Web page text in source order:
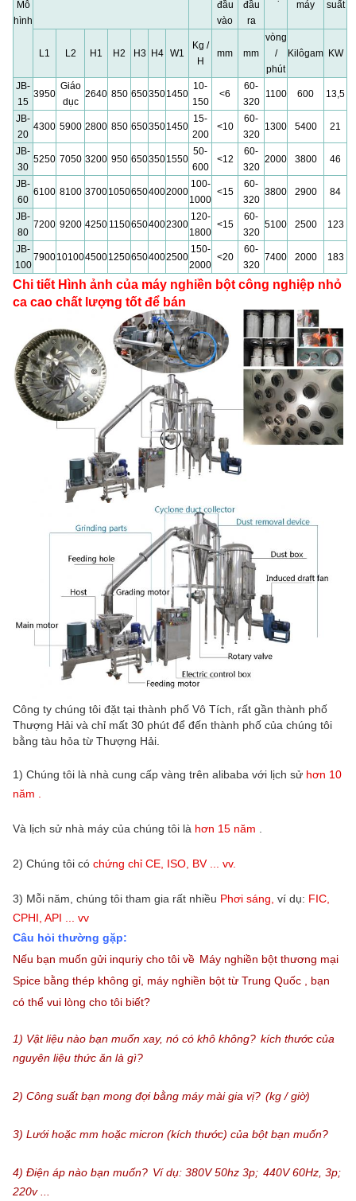
Mô
hình
đầu
vào
đầu
ra
máy suất
L1 L2 H1 H2 H3 H4 W1
Kg /
H
mm mm
vòng
/
phút
Kilôgam KW
JB-
15
3950
Giáo
dục
2640 850 6503501450
10-
150
<6
60-
320
1100 600 13,5
JB-
20
4300 5900 2800 850 6503501450
15-
200
<10
60-
320
1300 5400 21
JB-
30
5250 7050 3200 950 6503501550
50-
600
<12
60-
320
2000 3800 46
JB-
60
6100 8100 370010506504002000
100-
1000
<15
60-
320
3800 2900 84
JB-
80
7200 9200 4250 11506504002300
120-
1800
<15
60-
320
5100 2500 123
JB-
100
790010100450012506504002500
150-
2000
<20
60-
320
7400 2000 183
Chi tiết Hình ảnh của máy nghiền bột công nghiệp nhỏ
ca cao chất lượng tốt để bán
Công ty chúng tôi đặt tại thành phố Vô Tích, rất gần thành phố
Thượng Hải và chỉ mất 30 phút để đến thành phố của chúng tôi
bằng tàu hỏa từ Thượng Hải.
1) Chúng tôi là nhà cung cấp vàng trên alibaba với lịch sử hơn 10
năm
Và lịch sử nhà máy của chúng tôi là hơn 15 năm
2) Chúng tôi có chứng chỉ CE, ISO, BV ... vv.
3) Mỗi ​​năm, chúng tôi tham gia rất nhiều Phơi sáng, ví dụ: FIC,
CPHI, API ... vv
Câu hỏi thường gặp:
Nếu bạn muốn gửi inquriy cho tôi về Máy nghiền bột thương mại
Spice bằng thép không gỉ, máy nghiền bột từ Trung Quốc
bạn
có thể vui lòng cho tôi biết?
1) Vật liệu nào bạn muốn xay, nó có khô không? kích thước của
nguyên liệu thức ăn là gì?
2) Công suất bạn mong đợi bằng máy mài gia vị? (kg / giờ)
3) Lưới hoặc mm hoặc micron (kích thước) của bột bạn muốn?
4) Điện áp nào bạn muốn? Ví dụ: 380V 50hz 3p; 440V 60Hz, 3p;
220v ...